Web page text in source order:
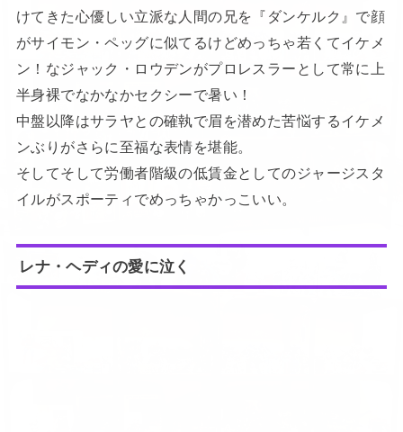
けてきた心優しい立派な人間の兄を『ダンケルク』で顔
がサイモン・ペッグに似てるけどめっちゃ若くてイケメ
ン！なジャック・ロウデンがプロレスラーとして常に上
半身裸でなかなかセクシーで暑い！
中盤以降はサラヤとの確執で眉を潜めた苦悩するイケメ
ンぶりがさらに至福な表情を堪能。
そしてそして労働者階級の低賃金としてのジャージスタ
イルがスポーティでめっちゃかっこいい。
レナ・ヘディの愛に泣く